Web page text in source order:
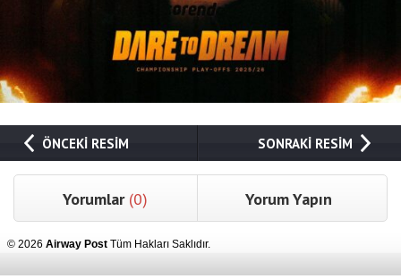
ÖNCEKİ RESİM SONRAKİ RESİM
Yorumlar (0) Yorum Yapın
© 2026 Airway Post Tüm Hakları Saklıdır.